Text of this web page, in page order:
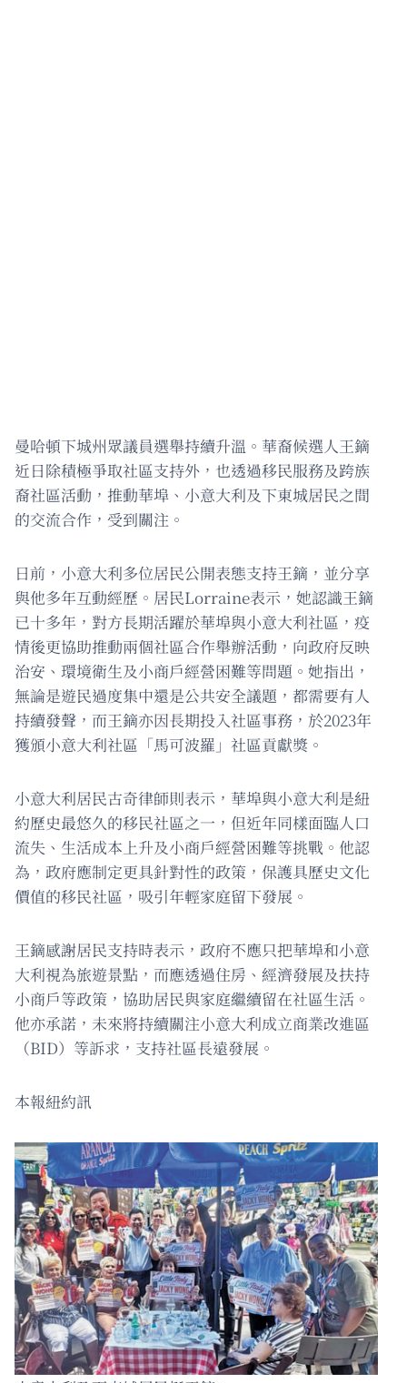
曼哈頓下城州眾議員選舉持續升溫。華裔候選人王鏑
近日除積極爭取社區支持外，也透過移民服務及跨族
裔社區活動，推動華埠、小意大利及下東城居民之間
的交流合作，受到關注。
日前，小意大利多位居民公開表態支持王鏑，並分享
與他多年互動經歷。居民Lorraine表示，她認識王鏑
已十多年，對方長期活躍於華埠與小意大利社區，疫
情後更協助推動兩個社區合作舉辦活動，向政府反映
治安、環境衛生及小商戶經營困難等問題。她指出，
無論是遊民過度集中還是公共安全議題，都需要有人
持續發聲，而王鏑亦因長期投入社區事務，於2023年
獲頒小意大利社區「馬可波羅」社區貢獻獎。
小意大利居民古奇律師則表示，華埠與小意大利是紐
約歷史最悠久的移民社區之一，但近年同樣面臨人口
流失、生活成本上升及小商戶經營困難等挑戰。他認
為，政府應制定更具針對性的政策，保護具歷史文化
價值的移民社區，吸引年輕家庭留下發展。
王鏑感謝居民支持時表示，政府不應只把華埠和小意
大利視為旅遊景點，而應透過住房、經濟發展及扶持
小商戶等政策，協助居民與家庭繼續留在社區生活。
他亦承諾，未來將持續關注小意大利成立商業改進區
（BID）等訴求，支持社區長遠發展。
本報紐約訊